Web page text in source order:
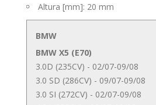
Altura [mm]: 20 mm
BMW
BMW X5 (E70)
3.0D (235CV) - 02/07-09/08
3.0 SD (286CV) - 09/07-09/08
3.0 SI (272CV) - 02/07-09/08